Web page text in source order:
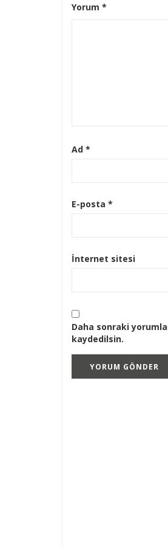
Yorum *
Ad *
E-posta *
İnternet sitesi
Daha sonraki
kaydedilsin.